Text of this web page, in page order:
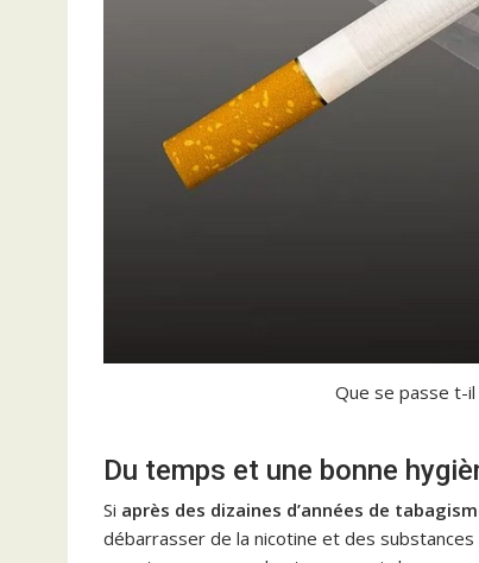
Que se passe t-il
Du temps et une bonne
Si après des dizaines d’années de
débarrasser de la nicotine et des